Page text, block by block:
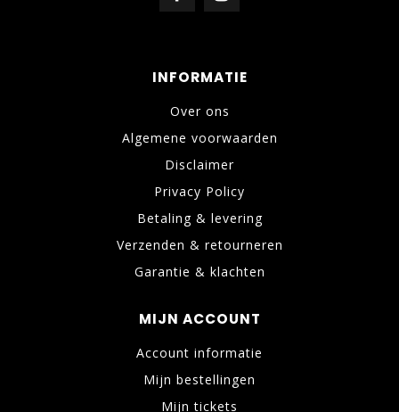
INFORMATIE
Over ons
Algemene voorwaarden
Disclaimer
Privacy Policy
Betaling & levering
Verzenden & retourneren
Garantie & klachten
MIJN ACCOUNT
Account informatie
Mijn bestellingen
Mijn tickets